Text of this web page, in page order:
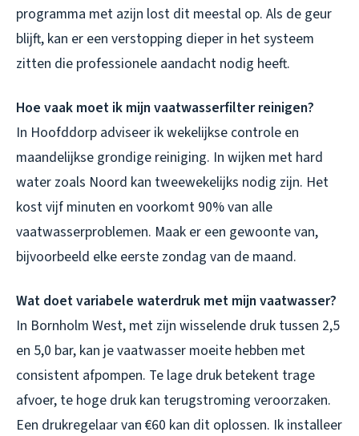
programma met azijn lost dit meestal op. Als de geur
blijft, kan er een verstopping dieper in het systeem
zitten die professionele aandacht nodig heeft.
Hoe vaak moet ik mijn vaatwasserfilter reinigen?
In Hoofddorp adviseer ik wekelijkse controle en
maandelijkse grondige reiniging. In wijken met hard
water zoals Noord kan tweewekelijks nodig zijn. Het
kost vijf minuten en voorkomt 90% van alle
vaatwasserproblemen. Maak er een gewoonte van,
bijvoorbeeld elke eerste zondag van de maand.
Wat doet variabele waterdruk met mijn vaatwasser?
In Bornholm West, met zijn wisselende druk tussen 2,5
en 5,0 bar, kan je vaatwasser moeite hebben met
consistent afpompen. Te lage druk betekent trage
afvoer, te hoge druk kan terugstroming veroorzaken.
Een drukregelaar van €60 kan dit oplossen. Ik installeer